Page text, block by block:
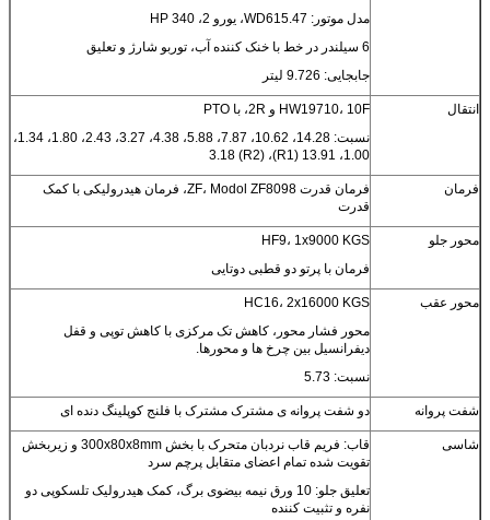
مدل موتور: WD615.47، یورو 2، 340 HP
6 سیلندر در خط با خنک کننده آب، توربو شارژ و تعلیق
جابجایی: 9.726 لیتر
انتقال
HW19710، 10F و 2R، با PTO
نسبت: 14.28، 10.62، 7.87، 5.88، 4.38، 3.27، 2.43، 1.80، 1.34،
1.00، 13.91 (R1)، 3.18 (R2)
فرمان
فرمان قدرت ZF، Modol ZF8098، فرمان هیدرولیکی با کمک
قدرت
محور جلو
HF9، 1x9000 KGS
فرمان با پرتو دو قطبی دوتایی
محور عقب
HC16، 2x16000 KGS
محور فشار محور، کاهش تک مرکزی با کاهش توپی و قفل
دیفرانسیل بین چرخ ها و محورها.
نسبت: 5.73
شفت پروانه دو شفت پروانه ی مشترک مشترک با فلنج کوپلینگ دنده ای
شاسی
قاب: فریم قاب نردبان متحرک با بخش 300x80x8mm و زیربخش
تقویت شده تمام اعضای متقابل پرچم سرد
تعلیق جلو: 10 ورق نیمه بیضوی برگ، کمک هیدرولیک تلسکوپی دو
نفره و تثبیت کننده